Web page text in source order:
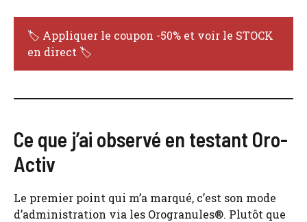
🏷️ Appliquer le coupon -50% et voir le STOCK
en direct 🏷️
Ce que j’ai observé en testant Oro-
Activ
Le premier point qui m’a marqué, c’est son mode
d’administration via les Orogranules®. Plutôt que